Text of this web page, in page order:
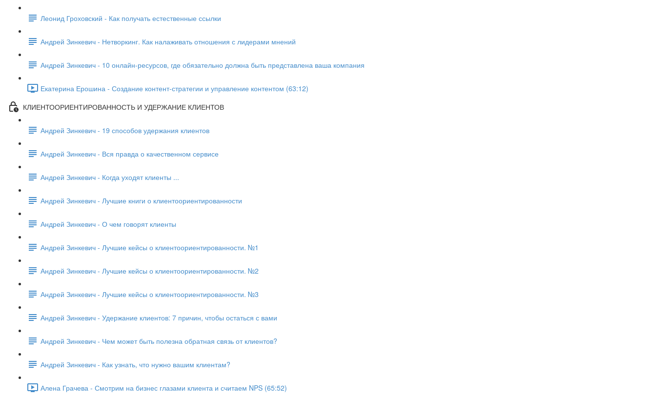
Леонид Гроховский - Как получать естественные ссылки
Андрей Зинкевич - Нетворкинг. Как налаживать отношения с лидерами мнений
Андрей Зинкевич - 10 онлайн-ресурсов, где обязательно должна быть представлена ваша компания
Екатерина Ерошина - Создание контент-стратегии и управление контентом (63:12)
КЛИЕНТООРИЕНТИРОВАННОСТЬ И УДЕРЖАНИЕ КЛИЕНТОВ
Андрей Зинкевич - 19 способов удержания клиентов
Андрей Зинкевич - Вся правда о качественном сервисе
Андрей Зинкевич - Когда уходят клиенты ...
Андрей Зинкевич - Лучшие книги о клиентоориентированности
Андрей Зинкевич - О чем говорят клиенты
Андрей Зинкевич - Лучшие кейсы о клиентоориентированности. №1
Андрей Зинкевич - Лучшие кейсы о клиентоориентированности. №2
Андрей Зинкевич - Лучшие кейсы о клиентоориентированности. №3
Андрей Зинкевич - Удержание клиентов: 7 причин, чтобы остаться с вами
Андрей Зинкевич - Чем может быть полезна обратная связь от клиентов?
Андрей Зинкевич - Как узнать, что нужно вашим клиентам?
Алена Грачева - Смотрим на бизнес глазами клиента и считаем NPS (65:52)